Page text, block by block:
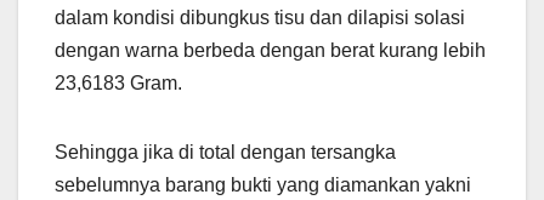
dalam kondisi dibungkus tisu dan dilapisi solasi
dengan warna berbeda dengan berat kurang lebih
23,6183 Gram.
Sehingga jika di total dengan tersangka
sebelumnya barang bukti yang diamankan yakni